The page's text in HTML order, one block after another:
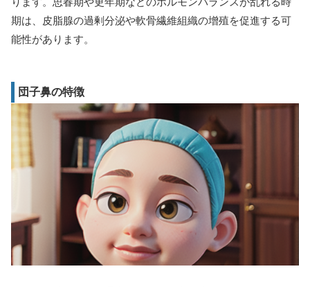
期は、皮脂腺の過剰分泌や軟骨繊維組織の增殖を促進する可
能性があります。
団子鼻の特徴